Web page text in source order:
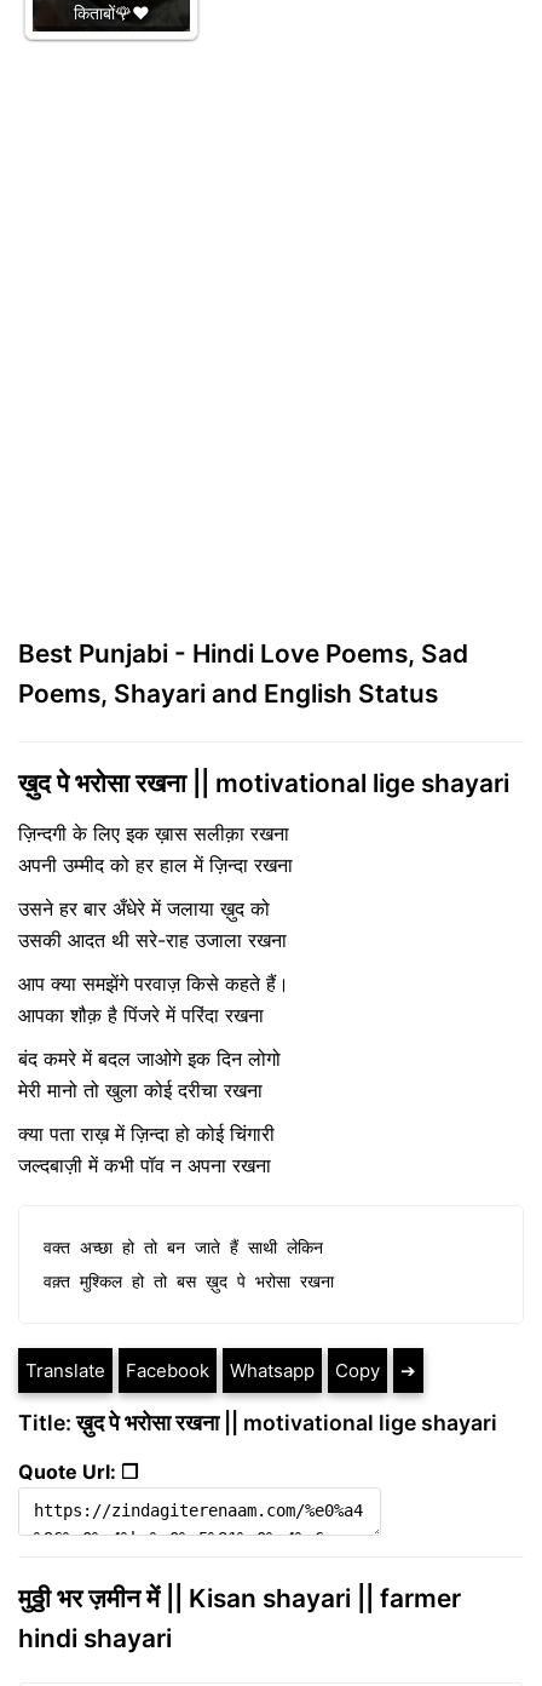
किताबों🌹❤️
Best Punjabi - Hindi Love Poems, Sad
Poems, Shayari and English Status
ख़ुद पे भरोसा रखना || motivational lige shayari
ज़िन्दगी के लिए इक ख़ास सलीक़ा रखना
अपनी उम्मीद को हर हाल में ज़िन्दा रखना
उसने हर बार अँधेरे में जलाया ख़ुद को
उसकी आदत थी सरे-राह उजाला रखना
आप क्या समझेंगे परवाज़ किसे कहते हैं।
आपका शौक़ है पिंजरे में परिंदा रखना
बंद कमरे में बदल जाओगे इक दिन लोगो
मेरी मानो तो खुला कोई दरीचा रखना
क्या पता राख़ में ज़िन्दा हो कोई चिंगारी
जल्दबाज़ी में कभी पॉव न अपना रखना
वक्त अच्छा हो तो बन जाते हैं साथी लेकिन
वक़्त मुश्किल हो तो बस ख़ुद पे भरोसा रखना
Translate Facebook Whatsapp Copy ➔
Title: ख़ुद पे भरोसा रखना || motivational lige shayari
Quote Url: ❐
मुठ्ठी भर ज़मीन में || Kisan shayari || farmer
hindi shayari